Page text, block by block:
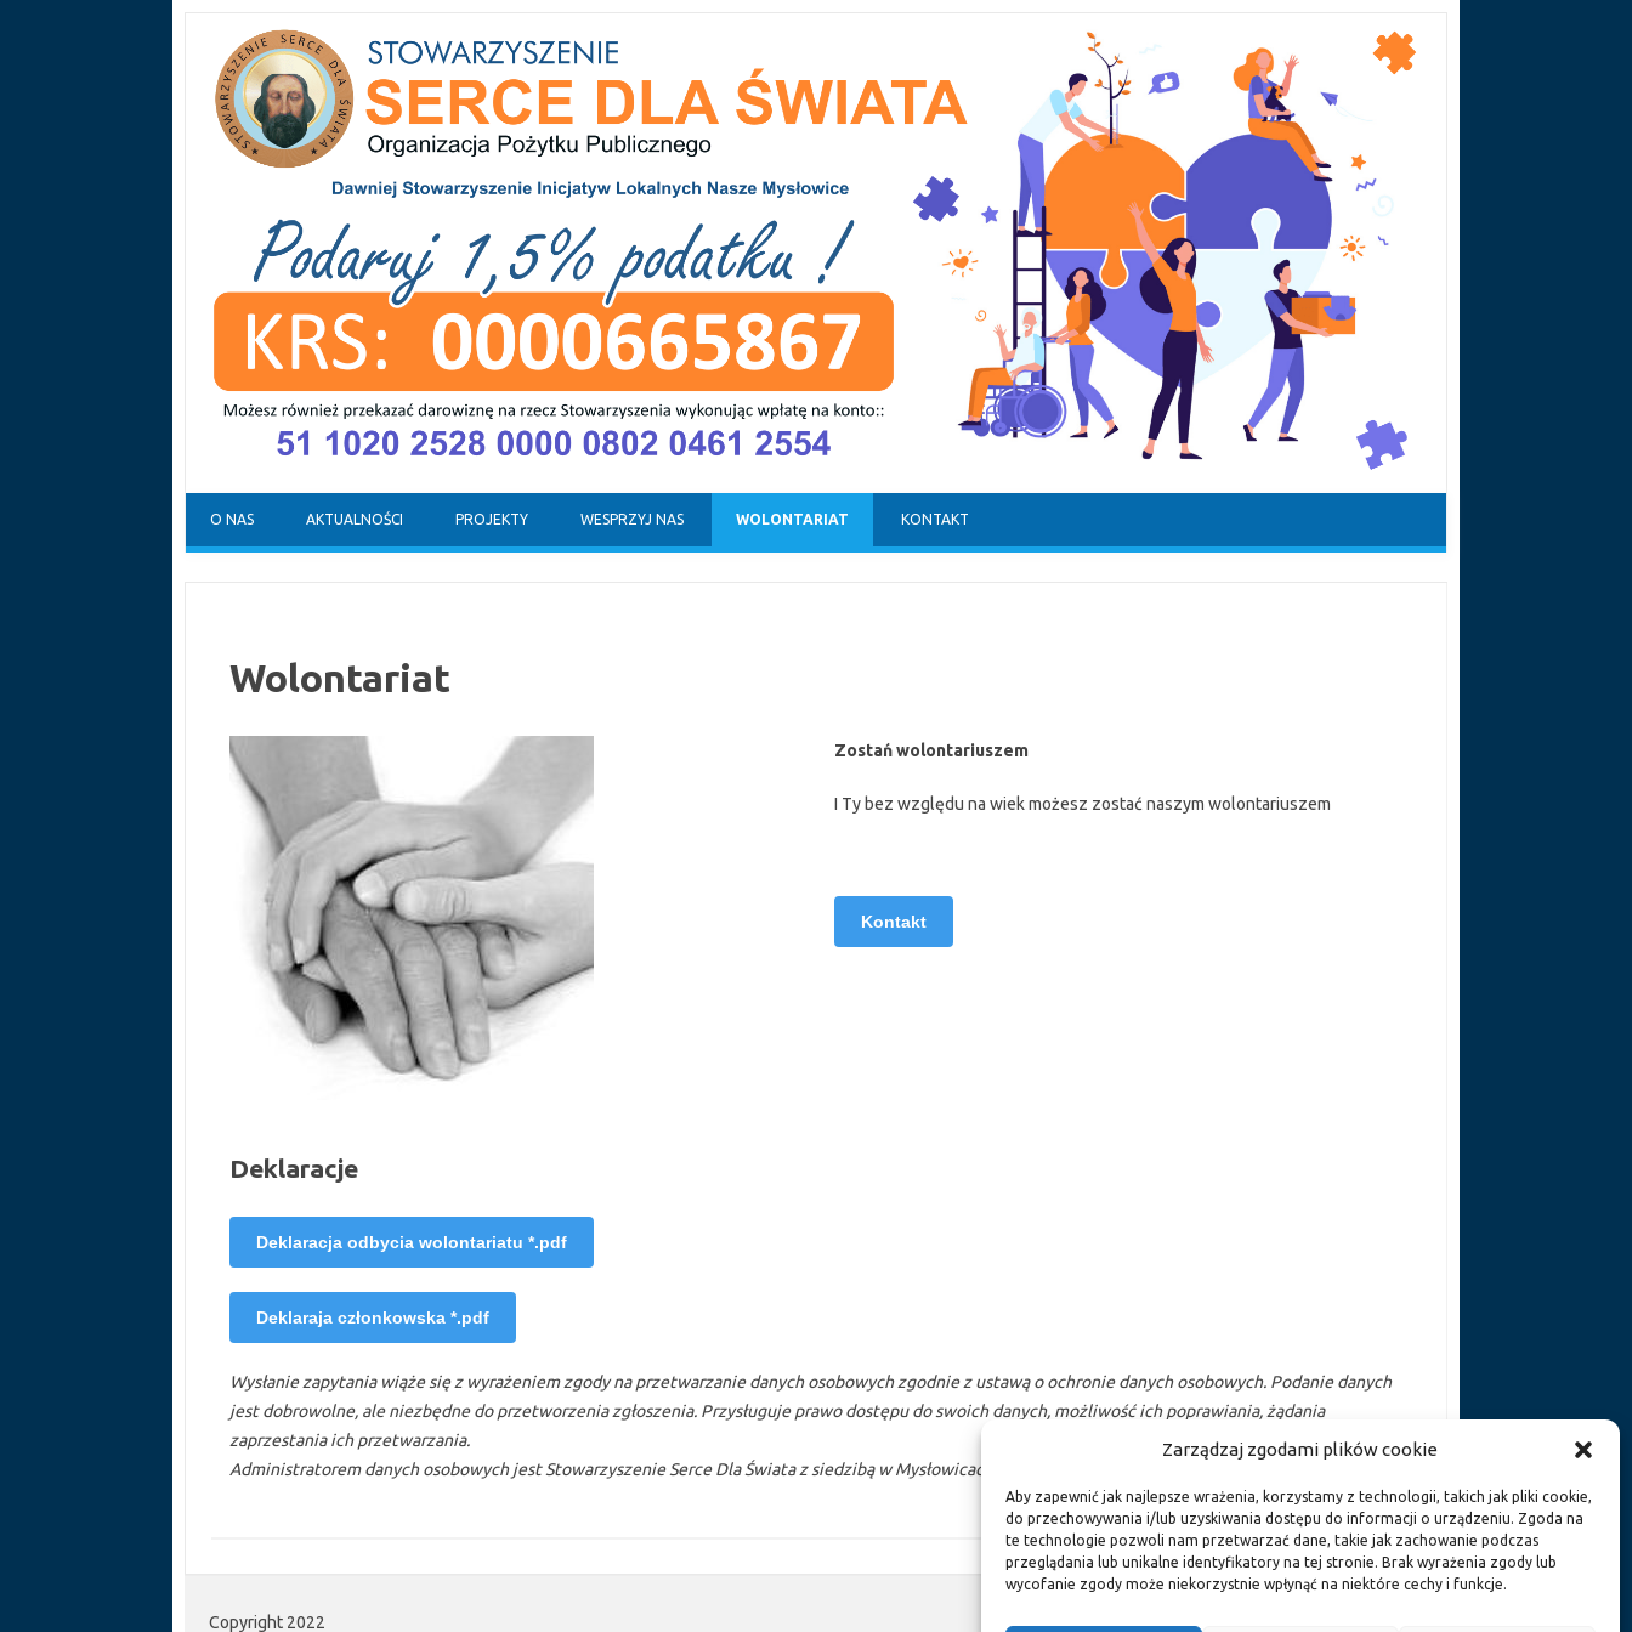
Zarządzaj zgodami plików cookie
Aby zapewnić jak najlepsze wrażenia, korzystamy z technologii, takich jak pliki cookie,
do przechowywania i/lub uzyskiwania dostępu do informacji o urządzeniu. Zgoda na
te technologie pozwoli nam przetwarzać dane, takie jak zachowanie podczas
przeglądania lub unikalne identyfikatory na tej stronie. Brak wyrażenia zgody lub
wycofanie zgody może niekorzystnie wpłynąć na niektóre cechy i funkcje.
Skip to content
O NAS AKTUALNOŚCI PROJEKTY WESPRZYJ NAS WOLONTARIAT KONTAKT
Wolontariat
Zostań wolontariuszem
I Ty bez względu na wiek możesz zostać naszym wolontariuszem
Kontakt
Deklaracje
Deklaracja odbycia wolontariatu *.pdf
Deklaraja członkowska *.pdf
Wysłanie zapytania wiąże się z wyrażeniem zgody na przetwarzanie danych osobowych zgodnie z ustawą o ochronie danych osobowych. Podanie danych
jest dobrowolne, ale niezbędne do przetworzenia zgłoszenia. Przysługuje prawo dostępu do swoich danych, możliwość ich poprawiania, żądania
zaprzestania ich przetwarzania.
Administratorem danych osobowych jest Stowarzyszenie Serce Dla Świata z siedzibą w Mysłowicach, 41-400, ul. Mikołowska 4a lok. 308
Copyright 2022